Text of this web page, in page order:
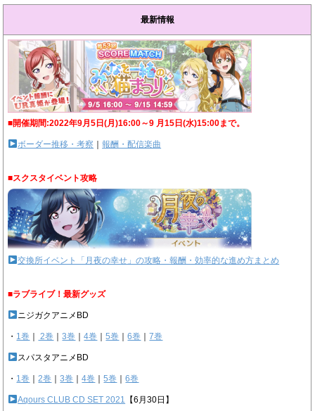
最新情報
■開催期間:2022年9月5日(月)16:00～9 月15日(水)15:00まで。
ボーダー推移・考察 ｜報酬・配信楽曲
■スクスタイベント攻略
交換所イベント「月夜の幸せ」の攻略・報酬・効率的な進め方まとめ
■ラブライブ！最新グッズ
ニジガクアニメBD
・ 1巻 2巻 ｜3巻 ｜4巻 ｜5巻 ｜6巻 ｜7巻
スパスタアニメBD
・ 1巻 ｜2巻 ｜3巻 ｜4巻 ｜5巻 ｜6巻
Aqours CLUB CD SET 2021 【6月30日】